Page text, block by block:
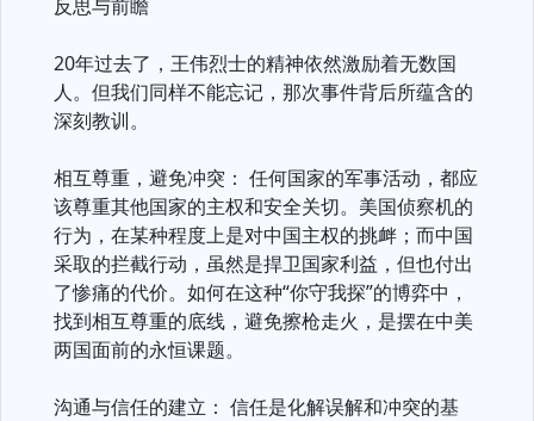
反思与前瞻
20年过去了，王伟烈士的精神依然激励着无数国
人。但我们同样不能忘记，那次事件背后所蕴含的
深刻教训。
相互尊重，避免冲突： 任何国家的军事活动，都应
该尊重其他国家的主权和安全关切。美国侦察机的
行为，在某种程度上是对中国主权的挑衅；而中国
采取的拦截行动，虽然是捍卫国家利益，但也付出
了惨痛的代价。如何在这种“你守我探”的博弈中，
找到相互尊重的底线，避免擦枪走火，是摆在中美
两国面前的永恒课题。
沟通与信任的建立： 信任是化解误解和冲突的基